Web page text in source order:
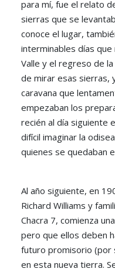
para mí, fue el relato
sierras que se
conoce el lugar,
interminables días
Valle y el regreso de
de mirar esas sierras,
caravana que
empezaban los
recién al día siguiente
difícil imaginar la
quienes se quedaban
Al año siguiente, en
Richard Williams y
Chacra 7, comienza
pero que ellos deben
futuro promisorio (por
en esta nueva tierra.